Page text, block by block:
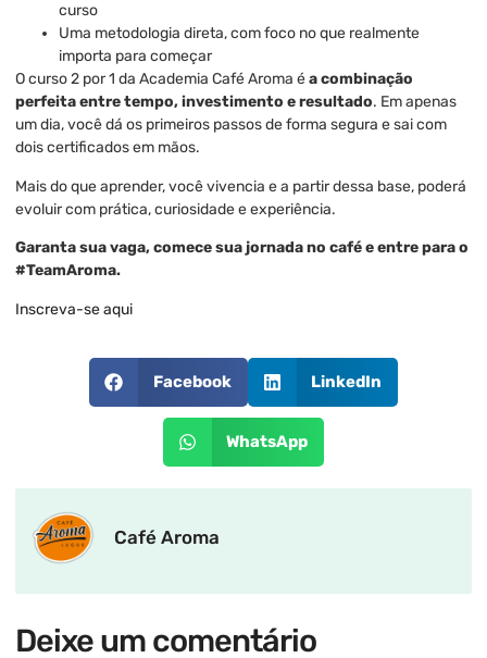
curso
Uma metodologia direta, com foco no que realmente
importa para começar
O curso 2 por 1 da Academia Café Aroma éa combinação
perfeita entre tempo, investimento e resultado. Em apenas
um dia, você dá os primeiros passos de forma segura e sai com
dois certificados em mãos.
Mais do que aprender, você vivencia e a partir dessa base, poderá
evoluir com prática, curiosidade e experiência.
Garanta sua vaga, comece sua jornada no café e entre para o
#TeamAroma.
Inscreva-se aqui
Facebook LinkedIn
WhatsApp
Café Aroma
Deixe um comentário